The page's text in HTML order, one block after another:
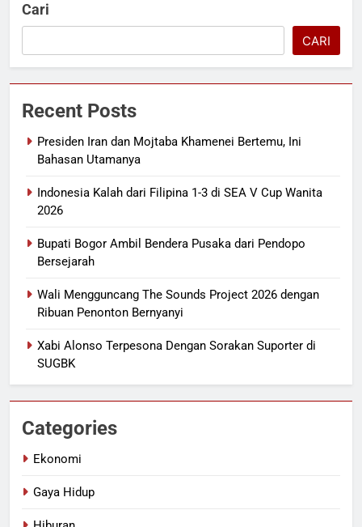
Cari
CARI
Recent Posts
Presiden Iran dan Mojtaba Khamenei Bertemu, Ini
Bahasan Utamanya
Indonesia Kalah dari Filipina 1-3 di SEA V Cup Wanita
2026
Bupati Bogor Ambil Bendera Pusaka dari Pendopo
Bersejarah
Wali Mengguncang The Sounds Project 2026 dengan
Ribuan Penonton Bernyanyi
Xabi Alonso Terpesona Dengan Sorakan Suporter di
SUGBK
Categories
Ekonomi
Gaya Hidup